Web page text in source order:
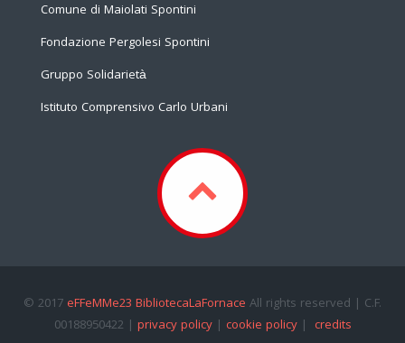
Comune di Maiolati Spontini
Fondazione Pergolesi Spontini
Gruppo Solidarietà
Istituto Comprensivo Carlo Urbani
© 2017 eFFeMMe23 BibliotecaLaFornace All rights reserved | C.F.
00188950422 | privacy policy| cookie policy| credits